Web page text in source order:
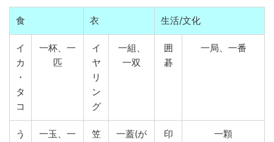
食 衣 生活/文化
イ
カ
・
タ
コ
一杯、一
匹
イ
ヤ
リ
ン
グ
一組、
一双
囲
碁
一局、一番
う
一玉、一
笠
一蓋(が
印
一顆